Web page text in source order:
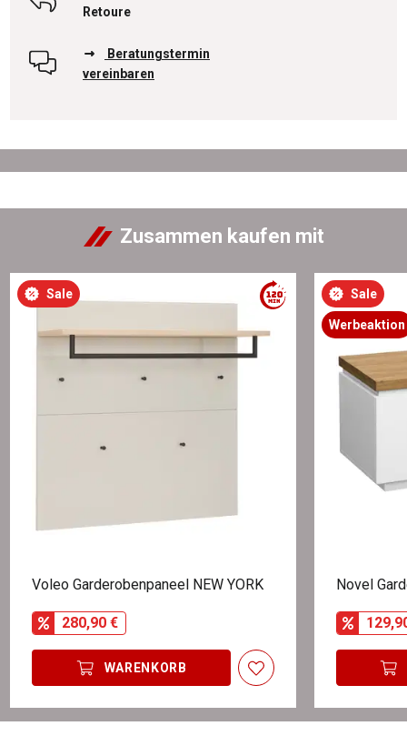
Retoure
Beratungstermin
vereinbaren
Zusammen kaufen mit
Sale
Voleo Garderobenpaneel NEW YORK
280,90 €
WARENKORB
Sale
Werbeaktion
Novel